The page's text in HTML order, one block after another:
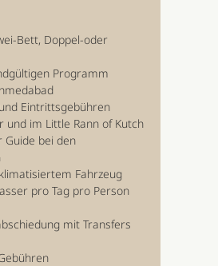
Bett, Doppel-oder
Programm
Eintrittsgebühren
und im Little Rann of Kutch
Guide bei den
Fahrzeug
pro Tag pro Person
mit Transfers